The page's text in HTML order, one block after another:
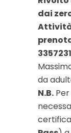
dai
da
N.B.